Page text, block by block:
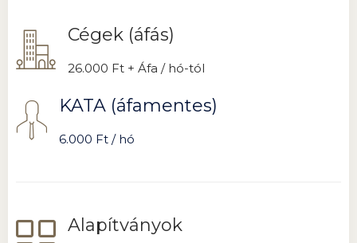
Cégek (áfás)
26.000 Ft + Áfa / hó-tól
KATA (áfamentes)
6.000 Ft / hó
Alapítványok